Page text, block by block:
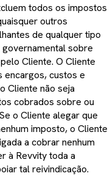
todos os impostos
outros
de qualquer tipo
sobre
Cliente. O Cliente
custos e
Cliente não seja
cobrados sobre ou
o Cliente alegar que
imposto, o Cliente
a cobrar nenhum
à Revvity toda a
tal reivindicação.